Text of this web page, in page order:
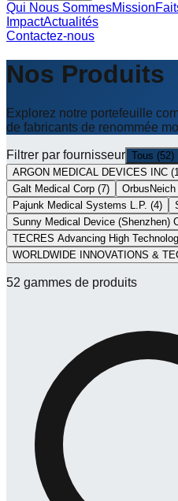
Qui Nous SommesMission
ImpactActualités
Contactez-nous
Nos Produits
Explorez notre portefeuille
de fabricants de renommée
Filtrer par fournisseur Tous (52)
ARGON MEDICAL DEVICES INC (
Galt Medical Corp (7) OrbusNeich
Pajunk Medical Systems L.P. (4)
Sunny Medical Device (Shenzhen)
TECRES Advancing High
WORLDWIDE INNOVATIONS &
52 gammes de produits